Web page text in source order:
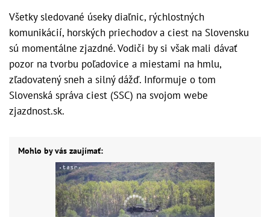
Všetky sledované úseky diaľnic, rýchlostných
komunikácií, horských priechodov a ciest na Slovensku
sú momentálne zjazdné. Vodiči by si však mali dávať
pozor na tvorbu poľadovice a miestami na hmlu,
zľadovatený sneh a silný dážď. Informuje o tom
Slovenská správa ciest (SSC) na svojom webe
zjazdnost.sk.
Mohlo by vás zaujímať: